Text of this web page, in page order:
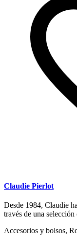
Claudie Pierlot
Desde 1984, Claudie
través de una
Accesorios y bolsos,